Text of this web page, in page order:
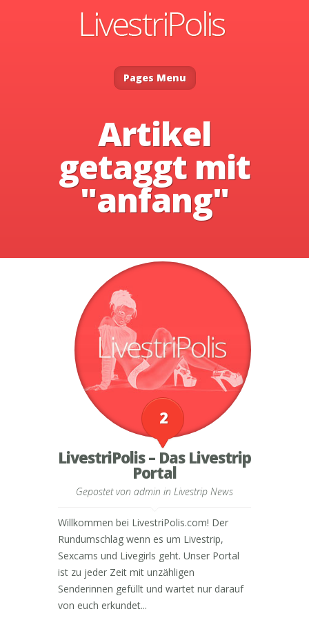
Pages Menu
Artikel
getaggt mit
"anfang"
2
LivestriPolis – Das Livestrip
Portal
Gepostet von admin in Livestrip News
Willkommen bei LivestriPolis.com! Der
Rundumschlag wenn es um Livestrip,
Sexcams und Livegirls geht. Unser Portal
ist zu jeder Zeit mit unzähligen
Senderinnen gefüllt und wartet nur darauf
von euch erkundet...